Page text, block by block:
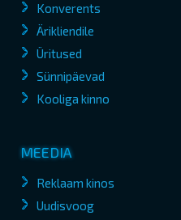
Konverents
Ärikliendile
Üritused
Sünnipäevad
Kooliga kinno
MEEDIA
Reklaam kinos
Uudisvoog